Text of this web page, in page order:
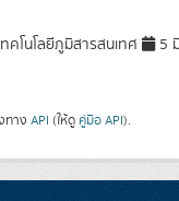
คโนโลยีภูมิสารสนเทศ 5
ทาง API (ให้ดู คู่มือ API).